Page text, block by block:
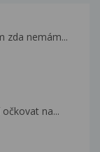
zda nemám...
na...